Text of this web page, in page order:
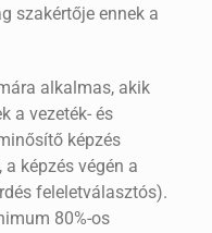
szakértője ennek a
alkalmas, akik
a vezeték- és
képzés
képzés végén a
feleletválasztós).
80%-os